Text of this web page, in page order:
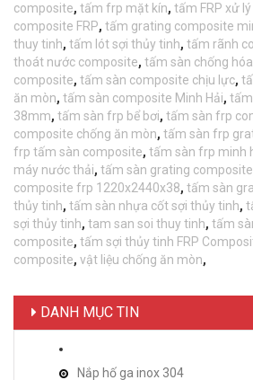
composite, tấm frp mặt kín, tấm FRP xử
composite FRP, tấm grating composite
thuy tinh, tấm lót sợi thủy tinh, tấm rãnh
thoát nước composite, tấm sàn chống
composite, tấm sàn composite chịu lực,
ăn mòn, tấm sàn composite Minh Hải, tấm
38mm, tấm sàn frp bể bơi, tấm sàn frp
composite chống ăn mòn, tấm sàn frp
frp tấm sàn composite, tấm sàn frp minh
máy nước thải, tấm sàn grating composite
composite frp 1220x2440x38, tấm sàn
thủy tinh, tấm sàn nhựa cốt sợi thủy tinh,
sợi thủy tinh, tam san soi thuy tinh, tấm
composite, tấm sợi thủy tinh FRP
composite, vật liệu chống ăn mòn,
DANH MỤC TIN
Nắp hố ga inox 304